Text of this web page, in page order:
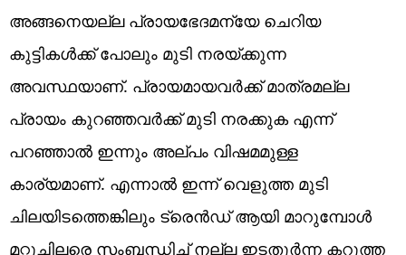
അങ്ങനെയല്ല പ്രായഭേദമന്യേ ചെറിയ
കുട്ടികൾക്ക് പോലും മുടി നരയ്ക്കുന്ന
അവസ്ഥയാണ്. പ്രായമായവർക്ക് മാത്രമല്ല
പ്രായം കുറഞ്ഞവർക്ക് മുടി നരക്കുക എന്ന്
പറഞ്ഞാൽ ഇന്നും അല്പം വിഷമമുള്ള
കാര്യമാണ്. എന്നാൽ ഇന്ന് വെളുത്ത മുടി
ചിലയിടത്തെങ്കിലും ട്രെൻഡ് ആയി മാറുമ്പോൾ
മറ്റുചിലരെ സംബന്ധിച്ച് നല്ല ഇടതൂർന്ന കറുത്ത